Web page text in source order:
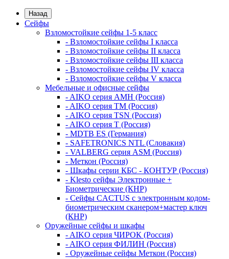
Назад
Сейфы
Взломостойкие сейфы 1-5 класс
- Взломостойкие сейфы I класса
- Взломостойкие сейфы II класса
- Взломостойкие сейфы III класса
- Взломостойкие сейфы IV класса
- Взломостойкие сейфы V класса
Мебельные и офисные сейфы
- AIKO серия AMH (Россия)
- AIKO серия TM (Россия)
- AIKO серия TSN (Россия)
- AIKO серия Т (Россия)
- MDTB ES (Германия)
- SAFETRONICS NTL (Словакия)
- VALBERG серия ASM (Россия)
- Меткон (Россия)
- Шкафы серии КБС - КОНТУР (Россия)
- Klesto сейфы Электронные +
Биометрические (КНР)
- Сейфы CACTUS с электронным кодом-
биометрическим сканером+мастер ключ
(КНР)
Оружейные сейфы и шкафы
- AIKO серия ЧИРОК (Россия)
- AIKO серия ФИЛИН (Россия)
- Оружейные сейфы Меткон (Россия)